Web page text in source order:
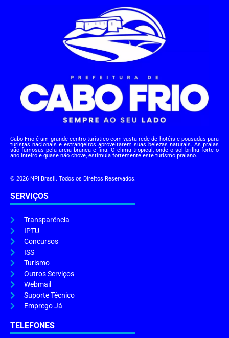
Cabo Frio é um grande centro turístico com vasta rede de hotéis e pousadas para
turistas nacionais e estrangeiros aproveitarem suas belezas naturais. As praias
são famosas pela areia branca e fina. O clima tropical, onde o sol brilha forte o
ano inteiro e quase não chove, estimula fortemente este turismo praiano.
© 2026 NPI Brasil. Todos os Direitos Reservados.
SERVIÇOS
Transparência
IPTU
Concursos
ISS
Turismo
Outros Serviços
Webmail
Suporte Técnico
Emprego Já
TELEFONES